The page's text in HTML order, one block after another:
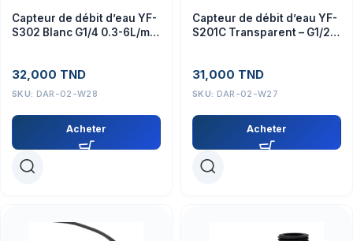
Capteur de débit d’eau YF-
S302 Blanc G1/4 0.3-6L/min
32,000 TND
SKU: DAR-02-W28
Acheter
Capteur de débit d’eau YF-
S201C Transparent – G1/2
31,000 TND
SKU: DAR-02-W27
Acheter